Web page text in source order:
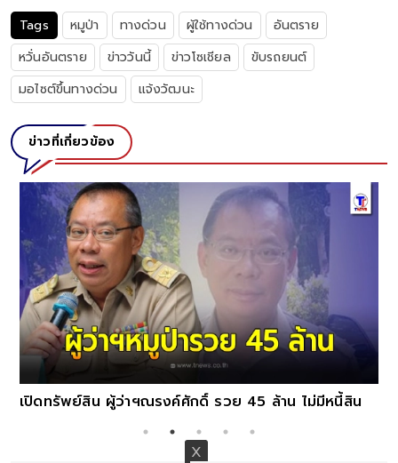
Tags หมูป่า ทางด่วน ผู้ใช้ทางด่วน
อันตราย
หวั่นอันตราย
ข่าววันนี้ ข่าวโซเชียล
ขับรถยนต์
มอไซต์ขึ้นทางด่วน
แจ้งวัฒนะ
ข่าวที่เกี่ยวข้อง
เปิดทรัพย์สิน ผู้ว่าฯณรงค์ศักดิ์ รวย 45 ล้าน ไม่มีหนี้สิน